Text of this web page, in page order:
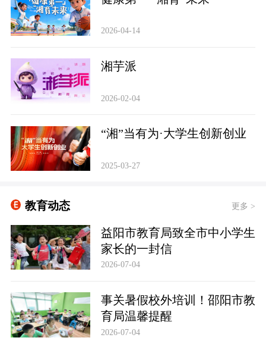
2026-04-14
‌湘芋派
2026-02-04
“湘”当有为·大学生创新创业
2025-03-27
教育动态 更多 >
益阳市教育局致全市中小学生
家长的一封信
2026-07-04
事关暑假校外培训！邵阳市教
育局温馨提醒
2026-07-04